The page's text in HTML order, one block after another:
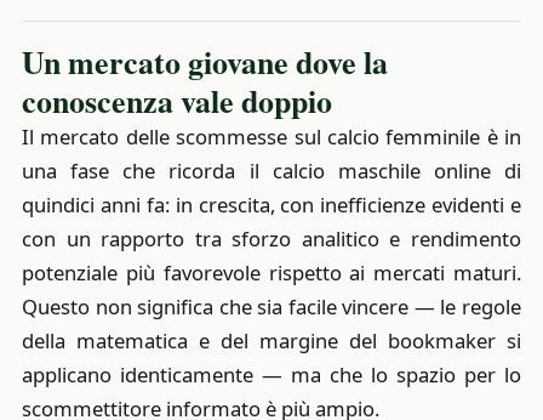
Un mercato giovane dove la
conoscenza vale doppio
Il mercato delle scommesse sul calcio femminile è in
una fase che ricorda il calcio maschile online di
quindici anni fa: in crescita, con inefficienze evidenti e
con un rapporto tra sforzo analitico e rendimento
potenziale più favorevole rispetto ai mercati maturi.
Questo non significa che sia facile vincere — le regole
della matematica e del margine del bookmaker si
applicano identicamente — ma che lo spazio per lo
scommettitore informato è più ampio.